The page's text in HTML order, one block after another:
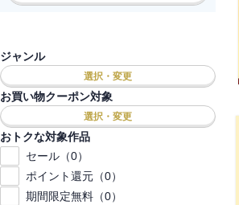
ジャンル
選択・変更
お買い物クーポン対象
選択・変更
おトクな対象作品
セール（0）
ポイント還元（0）
期間限定無料（0）